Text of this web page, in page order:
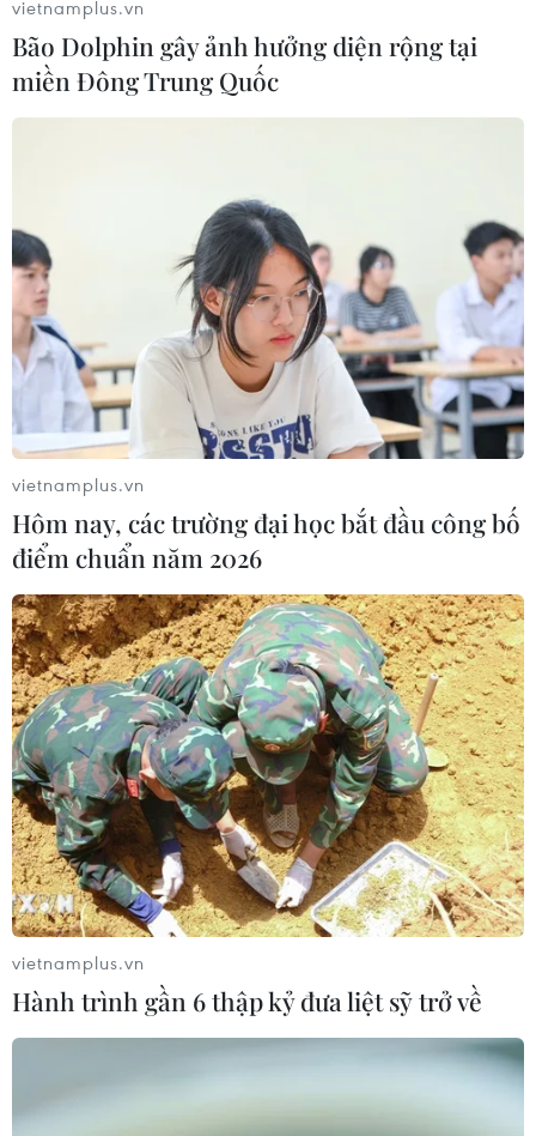
Phó Thủ tướng Lê Minh Khái phát biểu. (Ảnh: Phạm
Kiên/TTXVN)
Trong thời gian còn lại của năm 2023, Ngân
hàng Nhà nước bám sát các chỉ đạo của Chính
phủ, Thủ tướng Chính phủ, nỗ lực hơn nữa tìm
thêm các giải pháp điều hành, cấp tín dụng cho
nền kinh tế, bảo đảm ổn định kinh tế vĩ mô,
kiểm soát lạm phát, hướng dòng vốn vào các
lĩnh vực ưu tiên theo quy định của pháp luật và
bảo đảm an toàn hệ thống.
Phó Thủ tướng đề nghị Ngân hàng Nhà nước và
các ngân hàng phải chủ động hơn nữa, sẵn sàng
hơn nữa để giải ngân vốn kịp thời khi doanh
nghiệp, người dân có nhu cầu, đảm bảo điều
kiện.
Phó Thủ tướng đề nghị các bộ ngành, địa
phương căn cứ vào các chỉ đạo của Chính phủ,
Thủ tướng Chính phủ tiếp tục nêu cao tinh thần
trách nhiệm, tập trung tháo gỡ khó khăn cho
doanh nghiệp và nền kinh tế, nhất là các vấn đề
liên quan đến kích cầu tiêu dùng, thúc đẩy thị
vietnamplus.vn
Bão Dolphin gây ảnh hưởng diện rộng tại
miền Đông Trung Quốc
vietnamplus.vn
Hôm nay, các trường đại học bắt đầu công bố
điểm chuẩn năm 2026
vietnamplus.vn
Hành trình gần 6 thập kỷ đưa liệt sỹ trở về